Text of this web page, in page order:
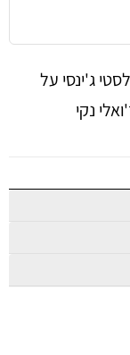
ג'ינסי על